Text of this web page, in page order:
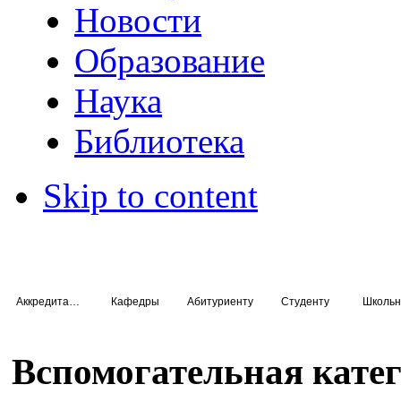
Новости
Образование
Наука
Библиотека
Skip to content
Кафедры Абитуриенту Студенту
Вспомогательная